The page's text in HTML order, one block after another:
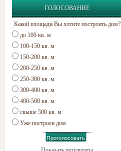
ГОЛОСОВАНИЕ
Какой площади Вы хотите построить дом?
до 100 кв. м
100-150 кв. м
150-200 кв. м
200-250 кв. м
250-300 кв. м
300-400 кв. м
400-500 кв. м
свыше 500 кв. м
Уже построен дом